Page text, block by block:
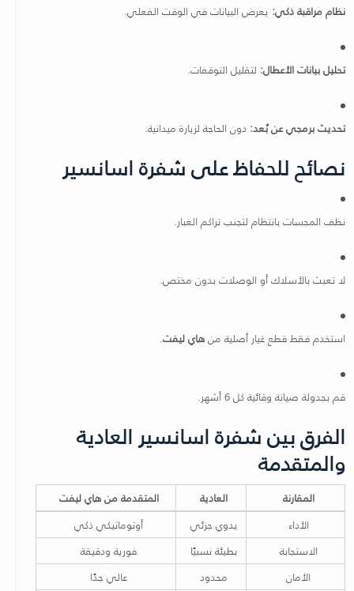
نظام مراقبة ذكي: يعرض البيانات في الوقت الفعلي.
تحليل بيانات الأعطال: لتقليل التوقفات.
تحديث برمجي عن بُعد: دون الحاجة لزيارة ميدانية.
نصائح للحفاظ على شفرة اسانسير
نظف المجسات بانتظام لتجنب تراكم الغبار.
لا تعبث بالأسلاك أو الوصلات بدون مختص.
استخدم فقط قطع غيار أصلية منهاي ليفت.
قم بجدولة صيانة وقائية كل 6 أشهر.
الفرق بين شفرة اسانسير العادية
والمتقدمة
المقارنة العادية
المتقدمة من هاي ليفت
الأداء
يدوي جزئي
أوتوماتيكي ذكي
الاستجابة
بطيئة نسبيًا
فورية ودقيقة
الأمان
محدود
عالي جدًا